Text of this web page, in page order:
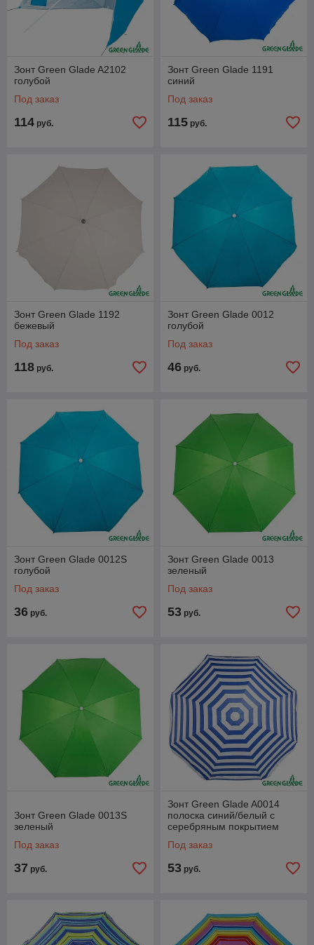
Зонт Green Glade A2102
голубой
Под заказ
114 руб.
Зонт Green Glade 1191
синий
Под заказ
115 руб.
Зонт Green Glade 1192
бежевый
Под заказ
118 руб.
Зонт Green Glade 0012
голубой
Под заказ
46 руб.
Зонт Green Glade 0012S
голубой
Под заказ
36 руб.
Зонт Green Glade 0013
зеленый
Под заказ
53 руб.
Зонт Green Glade 0013S
зеленый
Под заказ
37 руб.
Зонт Green Glade A0014
полоска синий/белый с
серебряным покрытием
Под заказ
53 руб.